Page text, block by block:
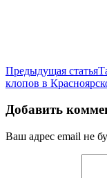
Предыдущая статья
клопов в
Добавить
Ваш адрес email не